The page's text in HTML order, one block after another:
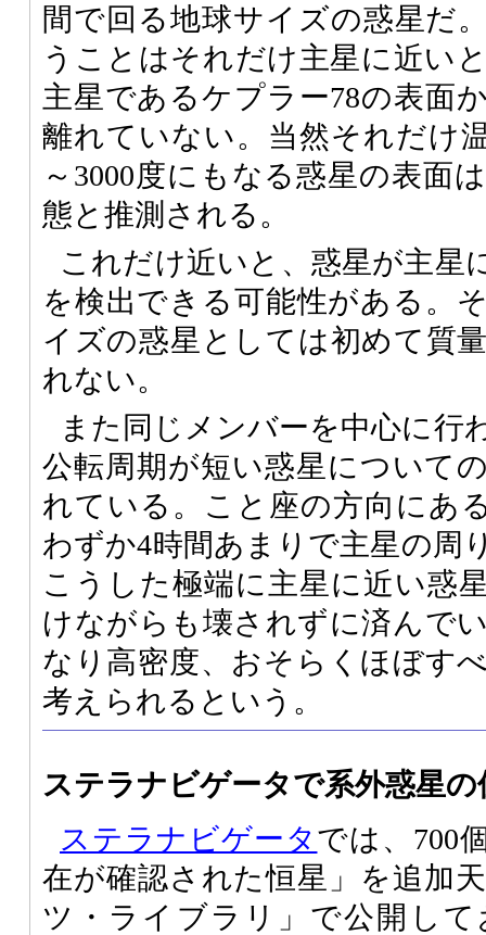
間で回る地球サイズの惑星だ
うことはそれだけ主星に近い
主星であるケプラー78の表面
離れていない。当然それだけ
～3000度にもなる惑星の表面
態と推測される。
これだけ近いと、惑星が主星
を検出できる可能性がある。
イズの惑星としては初めて質
れない。
また同じメンバーを中心に行
公転周期が短い惑星について
れている。こと座の方向にあ
わずか4時間あまりで主星の周
こうした極端に主星に近い惑
けながらも壊されずに済んで
なり高密度、おそらくほぼす
考えられるという。
ステラナビゲータで系外惑星の
ステラナビゲータ では、700
在が確認された恒星」を追加
ツ・ライブラリ」で公開し